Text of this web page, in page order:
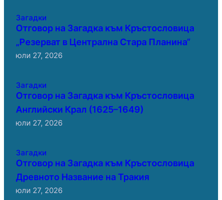
Загадки
Отговор на Загадка към Кръстословица
„Резерват в Централна Стара Планина“
юли 27, 2026
Загадки
Отговор на Загадка към Кръстословица
Английски Крал (1625–1649)
юли 27, 2026
Загадки
Отговор на Загадка към Кръстословица
Древното Название на Тракия
юли 27, 2026